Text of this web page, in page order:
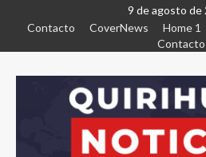
9 de agosto de
Contacto
CoverNews Home 1
Contacto